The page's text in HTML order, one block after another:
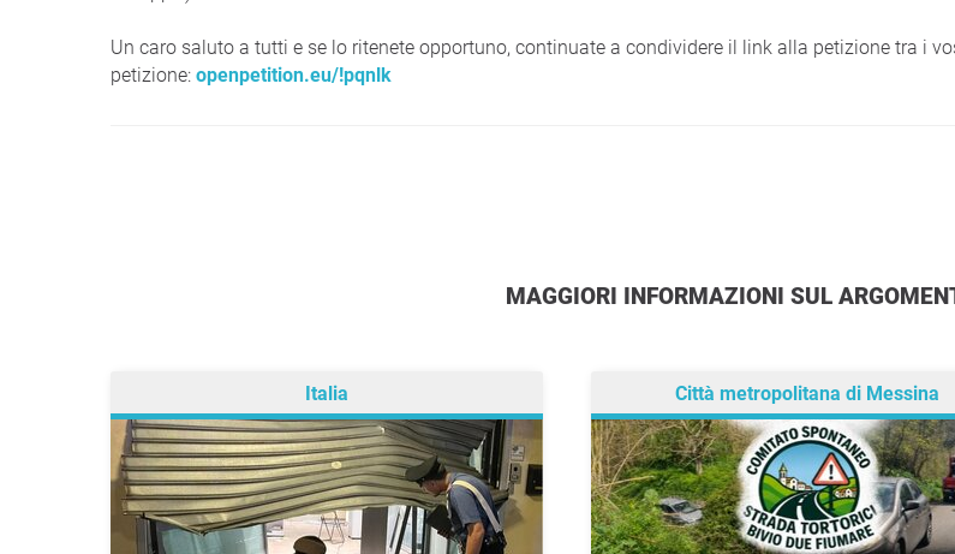
Un caro saluto a tutti e se lo ritenete opportuno, continuate a condividere il link alla petizione tra i
petizione: openpetition.eu/!pqnlk
MAGGIORI INFORMAZIONI SUL
Italia Città metropolitana di Messina